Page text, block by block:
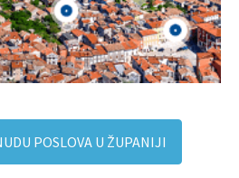
POSLOVA U ŽUPANIJI